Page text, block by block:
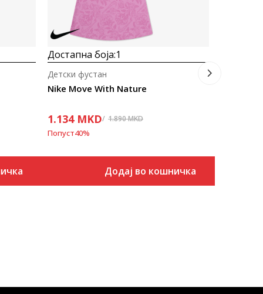
Достапна боја:1
Nike Move With Nature
Детски фустан
1.134 MKD 1.890MKD
Попуст40%
Додај во кошничка